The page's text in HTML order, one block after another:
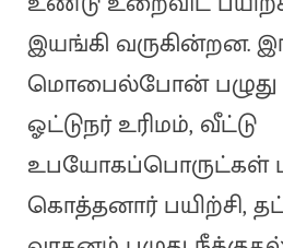
இயங்கி வருகின்றன.
மொபைல்போன் பழுது
ஓட்டுநர் உரிமம், வீட்டு
உபயோகப்பொருட்கள்
கொத்தனார் பயிற்சி,